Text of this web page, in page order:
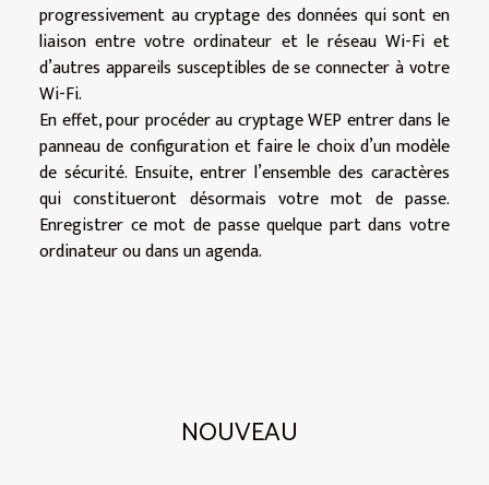
progressivement au cryptage des données qui sont en
liaison entre votre ordinateur et le réseau Wi-Fi et
d’autres appareils susceptibles de se connecter à votre
Wi-Fi.
En effet, pour procéder au cryptage WEP entrer dans le
panneau de configuration et faire le choix d’un modèle
de sécurité. Ensuite, entrer l’ensemble des caractères
qui constitueront désormais votre mot de passe.
Enregistrer ce mot de passe quelque part dans votre
ordinateur ou dans un agenda.
NOUVEAU